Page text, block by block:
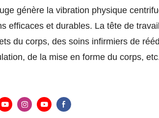
génère la vibration physique
efficaces et durables. La tête de
du corps, des soins infirmiers de
de la mise en forme du corps,